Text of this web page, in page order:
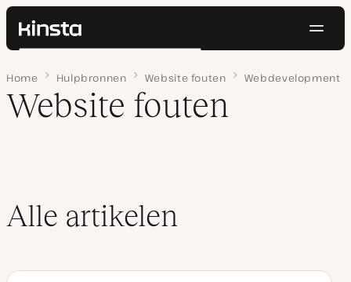
Kinsta®
Oplossingen
Prijzen
Zoeken
Inloggen
Home Hulpbronnen Website fouten Webdevelopment
Pagina 9
Website fouten
Alle artikelen